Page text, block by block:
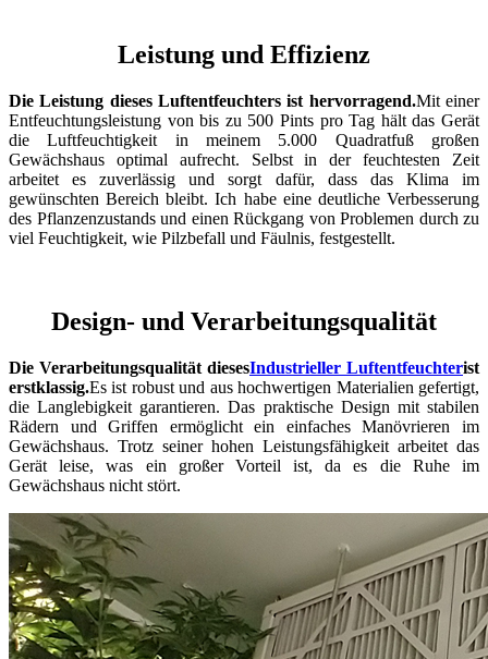
Leistung und Effizienz
Die Leistung dieses Luftentfeuchters ist hervorragend.Mit einer
Entfeuchtungsleistung von bis zu 500 Pints ​​pro Tag hält das Gerät
die Luftfeuchtigkeit in meinem 5.000 Quadratfuß großen
Gewächshaus optimal aufrecht. Selbst in der feuchtesten Zeit
arbeitet es zuverlässig und sorgt dafür, dass das Klima im
gewünschten Bereich bleibt. Ich habe eine deutliche Verbesserung
des Pflanzenzustands und einen Rückgang von Problemen durch zu
viel Feuchtigkeit, wie Pilzbefall und Fäulnis, festgestellt.
Design- und Verarbeitungsqualität
Die Verarbeitungsqualität diesesIndustrieller Luftentfeuchterist
erstklassig.Es ist robust und aus hochwertigen Materialien gefertigt,
die Langlebigkeit garantieren. Das praktische Design mit stabilen
Rädern und Griffen ermöglicht ein einfaches Manövrieren im
Gewächshaus. Trotz seiner hohen Leistungsfähigkeit arbeitet das
Gerät leise, was ein großer Vorteil ist, da es die Ruhe im
Gewächshaus nicht stört.